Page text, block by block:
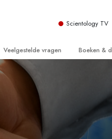
Scientology TV
Leven
Veelgestelde vragen
Achtergrond en Grondbeginselen
Binnen in een Kerk
Boeken &
Beginnersboeken
Luisterboeken
Introductiefilms
Hoe
De
De